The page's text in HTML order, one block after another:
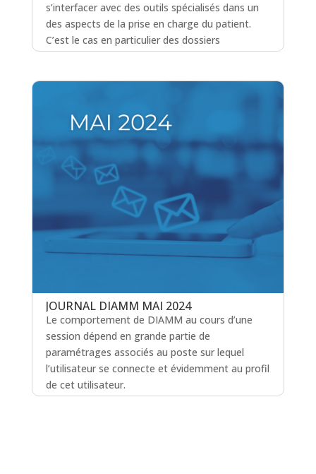
s’interfacer avec des outils spécialisés dans un
des aspects de la prise en charge du patient.
C’est le cas en particulier des dossiers
d’imagerie. Nous décrivons dans ce journal
JOURNAL DIAMM MAI 2024
Le comportement de DIAMM au cours d’une
session dépend en grande partie de
paramétrages associés au poste sur lequel
l’utilisateur se connecte et évidemment au profil
de cet utilisateur.
lire plus